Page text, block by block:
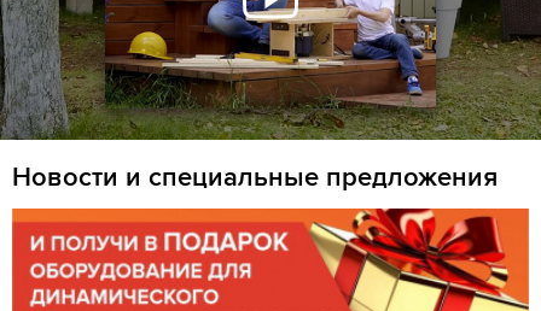
Новости и специальные предложения